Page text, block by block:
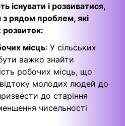
існувати і розвиватися,
з рядом проблем, які
розвиток:
місць: У сільських
важко знайти
робочих місць, що
молодих людей до
до старіння
чисельності